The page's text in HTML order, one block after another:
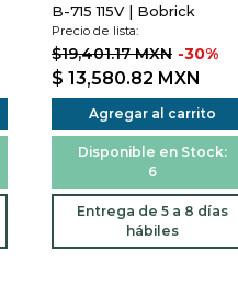
B-715 115V | Bobrick
Precio de lista:
$19,401.17 MXN -30%
$ 13,580.82 MXN
Agregar al carrito
Disponible en Stock:
6
Entrega de 5 a 8 días
hábiles